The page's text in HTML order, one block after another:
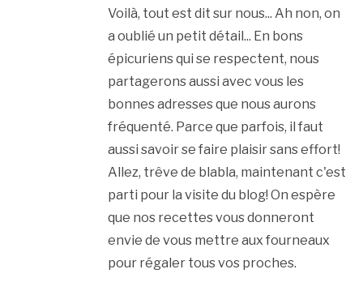
Voilà, tout est dit sur nous... Ah non, on
a oublié un petit détail... En bons
épicuriens qui se respectent, nous
partagerons aussi avec vous les
bonnes adresses que nous aurons
fréquenté. Parce que parfois, il faut
aussi savoir se faire plaisir sans effort!
Allez, trêve de blabla, maintenant c'est
parti pour la visite du blog! On espère
que nos recettes vous donneront
envie de vous mettre aux fourneaux
pour régaler tous vos proches.